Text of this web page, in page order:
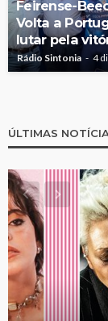
Feirense-
Volta a
lutar pela
Rádio Sintonia 4
ÚLTIMAS